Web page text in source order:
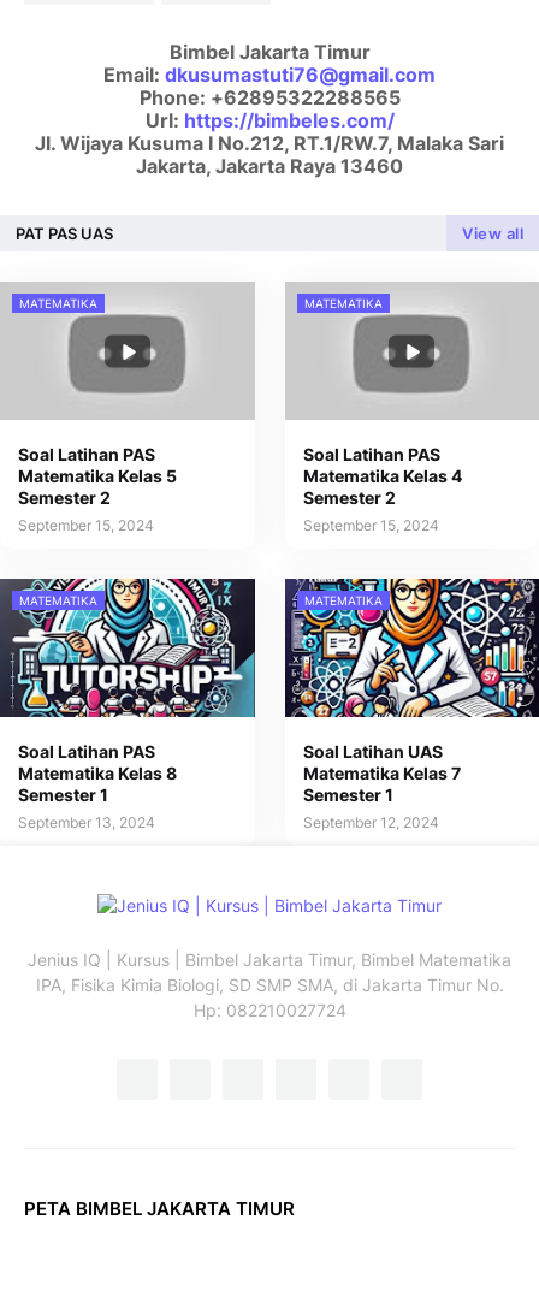
Bimbel Jakarta Timur
Email: dkusumastuti76@gmail.com
Phone: +62895322288565
Url: https://bimbeles.com/
Jl. Wijaya Kusuma I No.212, RT.1/RW.7, Malaka Sari
Jakarta, Jakarta Raya 13460
PAT PAS UAS View all
MATEMATIKA
Soal Latihan PAS
Matematika Kelas 5
Semester 2
September 15, 2024
MATEMATIKA
Soal Latihan PAS
Matematika Kelas 4
Semester 2
September 15, 2024
MATEMATIKA
Soal Latihan PAS
Matematika Kelas 8
Semester 1
September 13, 2024
MATEMATIKA
Soal Latihan UAS
Matematika Kelas 7
Semester 1
September 12, 2024
Jenius IQ | Kursus | Bimbel Jakarta Timur, Bimbel Matematika
IPA, Fisika Kimia Biologi, SD SMP SMA, di Jakarta Timur No.
Hp: 082210027724
PETA BIMBEL JAKARTA TIMUR